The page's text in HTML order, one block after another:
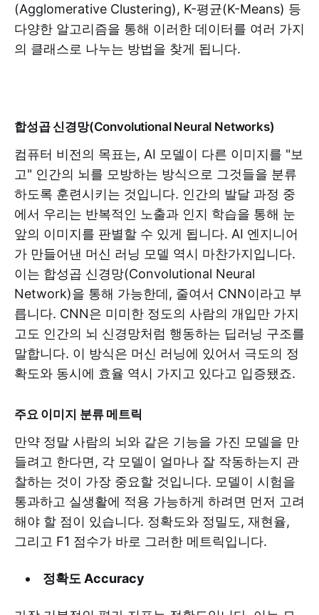
(Agglomerative Clustering), K-평균(K-Means) 등
다양한 알고리즘을 통해 이러한 데이터를 여러 가지
의 클래스로 나누는 방법을 찾게 됩니다.
합성곱 신경망(Convolutional Neural Networks)
컴퓨터 비전의 목표는, AI 모델이 다른 이미지를 "보
고" 인간의 뇌를 모방하는 방식으로 그것들을 분류
하도록 훈련시키는 것입니다. 인간의 발달 과정 중
에서 우리는 반복적인 노출과 인지 학습을 통해 눈
앞의 이미지를 판별할 수 있게 됩니다. AI 엔지니어
가 만들어낸 머신 러닝 모델 역시 마찬가지입니다.
이는 합성곱 신경망(Convolutional Neural
Network)을 통해 가능한데, 줄여서 CNN이라고 부
릅니다. CNN은 미미한 정도의 사람의 개입만 가지
고도 인간의 뇌 신경망처럼 행동하는 딥러닝 구조를
말합니다. 이 방식은 머신 러닝에 있어서 극도의 정
확도와 동시에 효율 역시 가지고 있다고 입증됐죠.
주요 이미지 분류 메트릭
만약 정말 사람의 뇌와 같은 기능을 가진 모델을 만
들려고 한다면, 각 모델이 얼마나 잘 작동하는지 관
찰하는 것이 가장 중요할 것입니다. 모델이 시험을
통과하고 실생활에 적용 가능하게 하려면 먼저 고려
해야 할 점이 있습니다. 정확도와 정밀도, 재현율,
그리고 F1 점수가 바로 그러한 메트릭입니다.
정확도 Accuracy